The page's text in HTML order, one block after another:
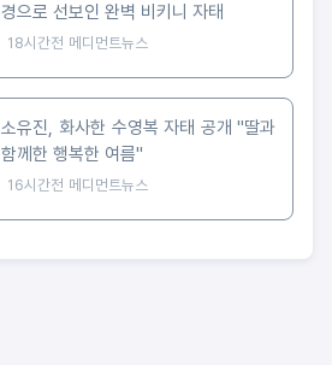
경으로 선보인 완벽 비키니 자태
18시간전 메디먼트뉴스
소유진, 화사한 수영복 자태 공개 "딸과
함께한 행복한 여름"
16시간전 메디먼트뉴스